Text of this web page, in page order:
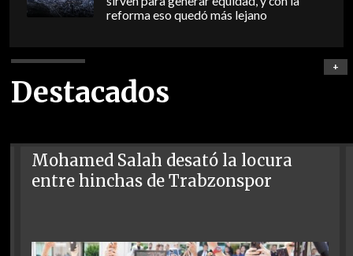
reforma eso quedó más lejano
Destacados
+
Mohamed Salah desató la locura
entre hinchas de Trabzonspor